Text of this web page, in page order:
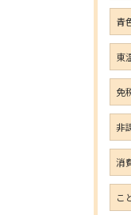
青
東
免
非
消
こ